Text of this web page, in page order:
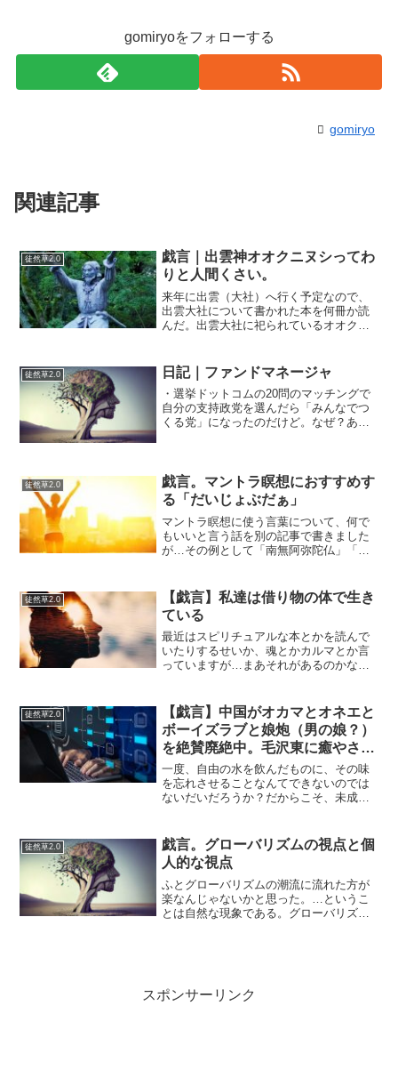
gomiryoをフォローする
gomiryo
関連記事
徒然草2.0
戯言｜出雲神オオクニヌシってわ
りと人間くさい。
来年に出雲（大社）へ行く予定なので、
出雲大社について書かれた本を何冊か読
んだ。出雲大社に祀られているオオクニ
大黒天はインド仏教の神（マハーカー
ラ）だ。「大黒（だいこく）...
徒然草2.0 日記｜ファンドマネージャ
・選挙ドットコムの20問のマッチングで
自分の支持政党を選んだら「みんなでつ
くる党」になったのだけど。なぜ？あの
を狙っていません。資本...
徒然草2.0
戯言。マントラ瞑想におすすめす
る「だいじょぶだぁ」
マントラ瞑想に使う言葉について、何で
もいいと言う話を別の記事で書きました
が…その例として「南無阿弥陀仏」「南
ので例外なので除くと）３音の倍数が多
い気がします。一番、安定...
徒然草2.0
【戯言】私達は借り物の体で生き
ている
最近はスピリチュアルな本とかを読んで
いたりするせいか、魂とかカルマとか言
っていますが…まあそれがあるのかない
過ぎないと思います。…最近そういうふ
うに考えるようになりまし...
徒然草2.0
【戯言】中国がオカマとオネエと
ボーイズラブと娘炮（男の娘？）
を絶賛廃絶中。毛沢東に癒やされ
るZ世代。
一度、自由の水を飲んだものに、その味
を忘れさせることなんてできないのでは
ないだいだろうか？だからこそ、未成年
置く）このへんのことを中国人はどう思
っているのだろうか？オカ...
徒然草2.0
戯言。グローバリズムの視点と個
人的な視点
ふとグローバリズムの潮流に流れた方が
楽なんじゃないかと思った。…というこ
とは自然な現象である。グローバリズム
スポンサーリンク